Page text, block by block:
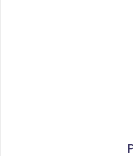
Ремонт
Ремонт